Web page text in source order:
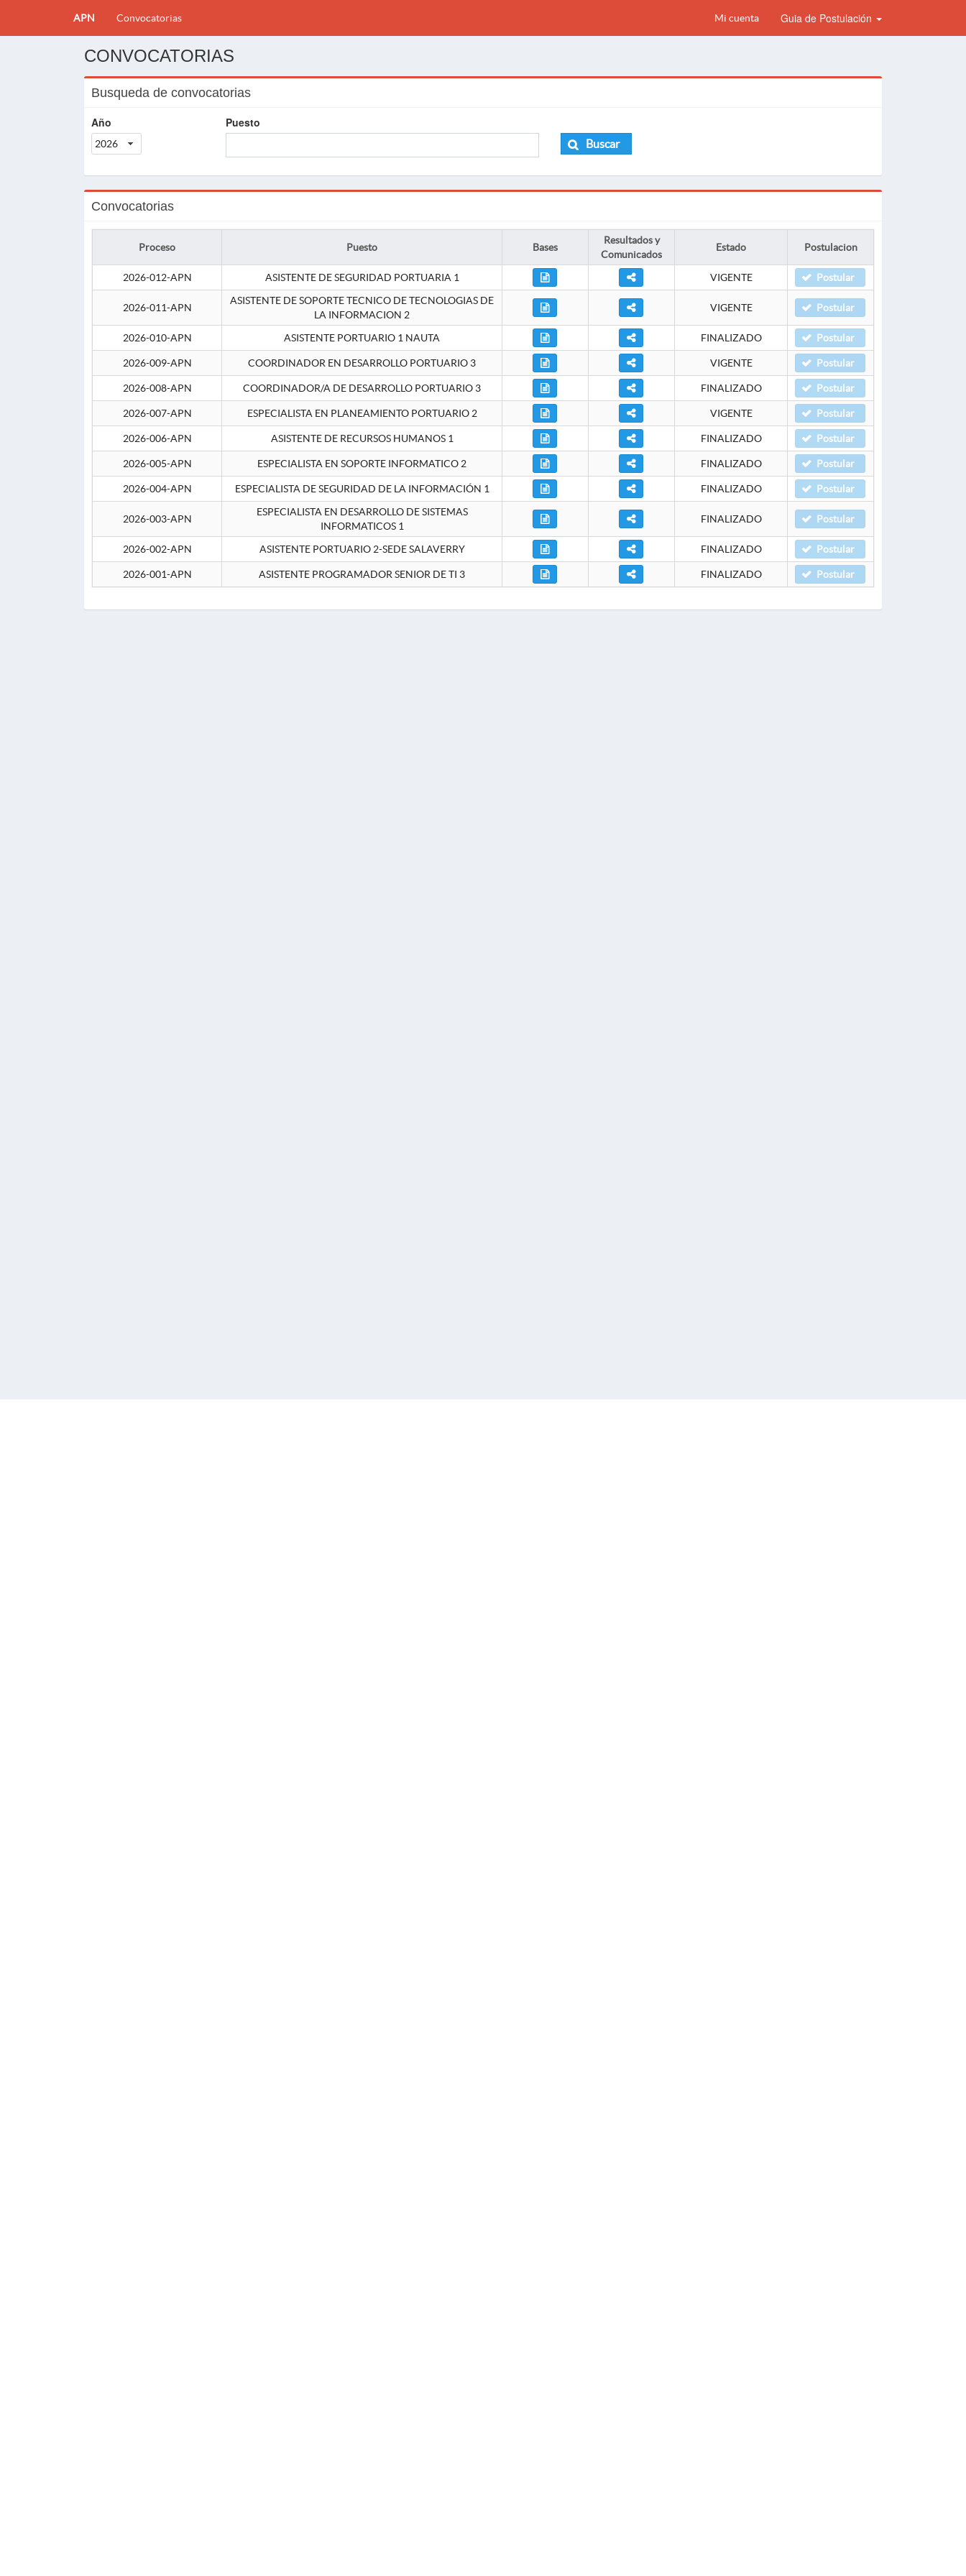
APN Convocatorias Mi cuenta Guia de Postulación
CONVOCATORIAS
Busqueda de convocatorias
Año
2026
Puesto
Buscar
Convocatorias
Proceso Puesto Bases
Resultados y
Comunicados
Estado Postulacion
2026-012-APN ASISTENTE DE SEGURIDAD PORTUARIA 1 VIGENTE Postular
2026-011-APN
ASISTENTE DE SOPORTE TECNICO DE TECNOLOGIAS DE
LA INFORMACION 2
VIGENTE Postular
2026-010-APN ASISTENTE PORTUARIO 1 NAUTA FINALIZADO Postular
2026-009-APN COORDINADOR EN DESARROLLO PORTUARIO 3 VIGENTE Postular
2026-008-APN COORDINADOR/A DE DESARROLLO PORTUARIO 3 FINALIZADO Postular
2026-007-APN ESPECIALISTA EN PLANEAMIENTO PORTUARIO 2 VIGENTE Postular
2026-006-APN ASISTENTE DE RECURSOS HUMANOS 1 FINALIZADO Postular
2026-005-APN ESPECIALISTA EN SOPORTE INFORMATICO 2 FINALIZADO Postular
2026-004-APN ESPECIALISTA DE SEGURIDAD DE LA INFORMACIÓN 1 FINALIZADO Postular
2026-003-APN
ESPECIALISTA EN DESARROLLO DE SISTEMAS
INFORMATICOS 1
FINALIZADO Postular
2026-002-APN ASISTENTE PORTUARIO 2-SEDE SALAVERRY FINALIZADO Postular
2026-001-APN ASISTENTE PROGRAMADOR SENIOR DE TI 3 FINALIZADO Postular